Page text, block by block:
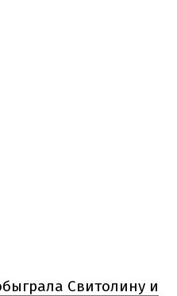
Свитолину и